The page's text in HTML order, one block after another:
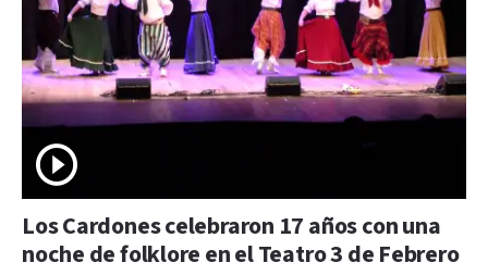
Los Cardones celebraron 17 años con una
noche de folklore en el Teatro 3 de Febrero